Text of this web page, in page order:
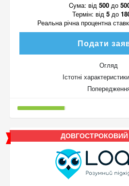
Cума: від 500 до
Термін: від 5 до
Реальна річна процентна
Подати
Огляд
Істотні
ДОВГОСТРОКОВИЙ